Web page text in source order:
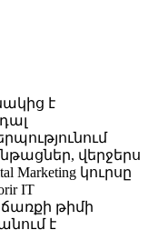
է
վերջերս
Marketing կուրսը
IT
թիմի
է